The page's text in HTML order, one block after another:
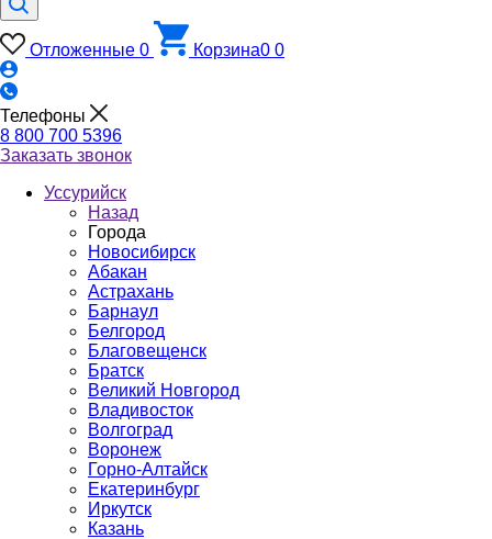
Отложенные 0 Корзина0 0
Телефоны
8 800 700 5396
Заказать звонок
Уссурийск
Назад
Города
Новосибирск
Абакан
Астрахань
Барнаул
Белгород
Благовещенск
Братск
Великий Новгород
Владивосток
Волгоград
Воронеж
Горно-Алтайск
Екатеринбург
Иркутск
Казань